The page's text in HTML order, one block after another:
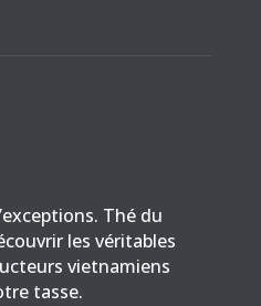
Thé du
les véritables
vietnamiens
tasse.